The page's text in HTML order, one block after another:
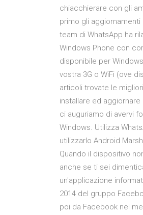
chiacchierare con gli
primo gli aggiornamenti
team di WhatsApp ha
Windows Phone con
disponibile per
vostra 3G o WiFi (ove
articoli trovate le
installare ed
ci auguriamo di avervi
Windows. Utilizza
utilizzarlo Android
Quando il dispositivo
anche se ti sei
un'applicazione
2014 del gruppo
poi da Facebook nel